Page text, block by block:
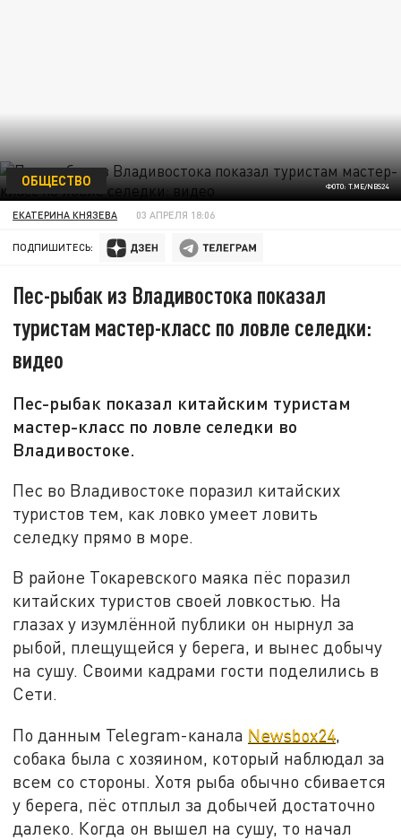
ФОТО: T.ME/NBS24
ОБЩЕСТВО
ЕКАТЕРИНА КНЯЗЕВА 03 АПРЕЛЯ 18:06
ПОДПИШИТЕСЬ:
Пес-рыбак из Владивостока показал
туристам мастер-класс по ловле селедки:
видео
Пес-рыбак показал китайским туристам
мастер-класс по ловле селедки во
Владивостоке.
Пес во Владивостоке поразил китайских
туристов тем, как ловко умеет ловить
селедку прямо в море.
В районе Токаревского маяка пёс поразил
китайских туристов своей ловкостью. На
глазах у изумлённой публики он нырнул за
рыбой, плещущейся у берега, и вынес добычу
на сушу. Своими кадрами гости поделились в
Сети.
По данным Telegram-канала Newsbox24,
собака была с хозяином, который наблюдал за
всем со стороны. Хотя рыба обычно сбивается
у берега, пёс отплыл за добычей достаточно
далеко. Когда он вышел на сушу, то начал